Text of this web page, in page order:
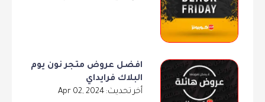
افضل عروض متجر نون يوم
البلاك فرايداي
أخر تحديث: Apr 02, 2024